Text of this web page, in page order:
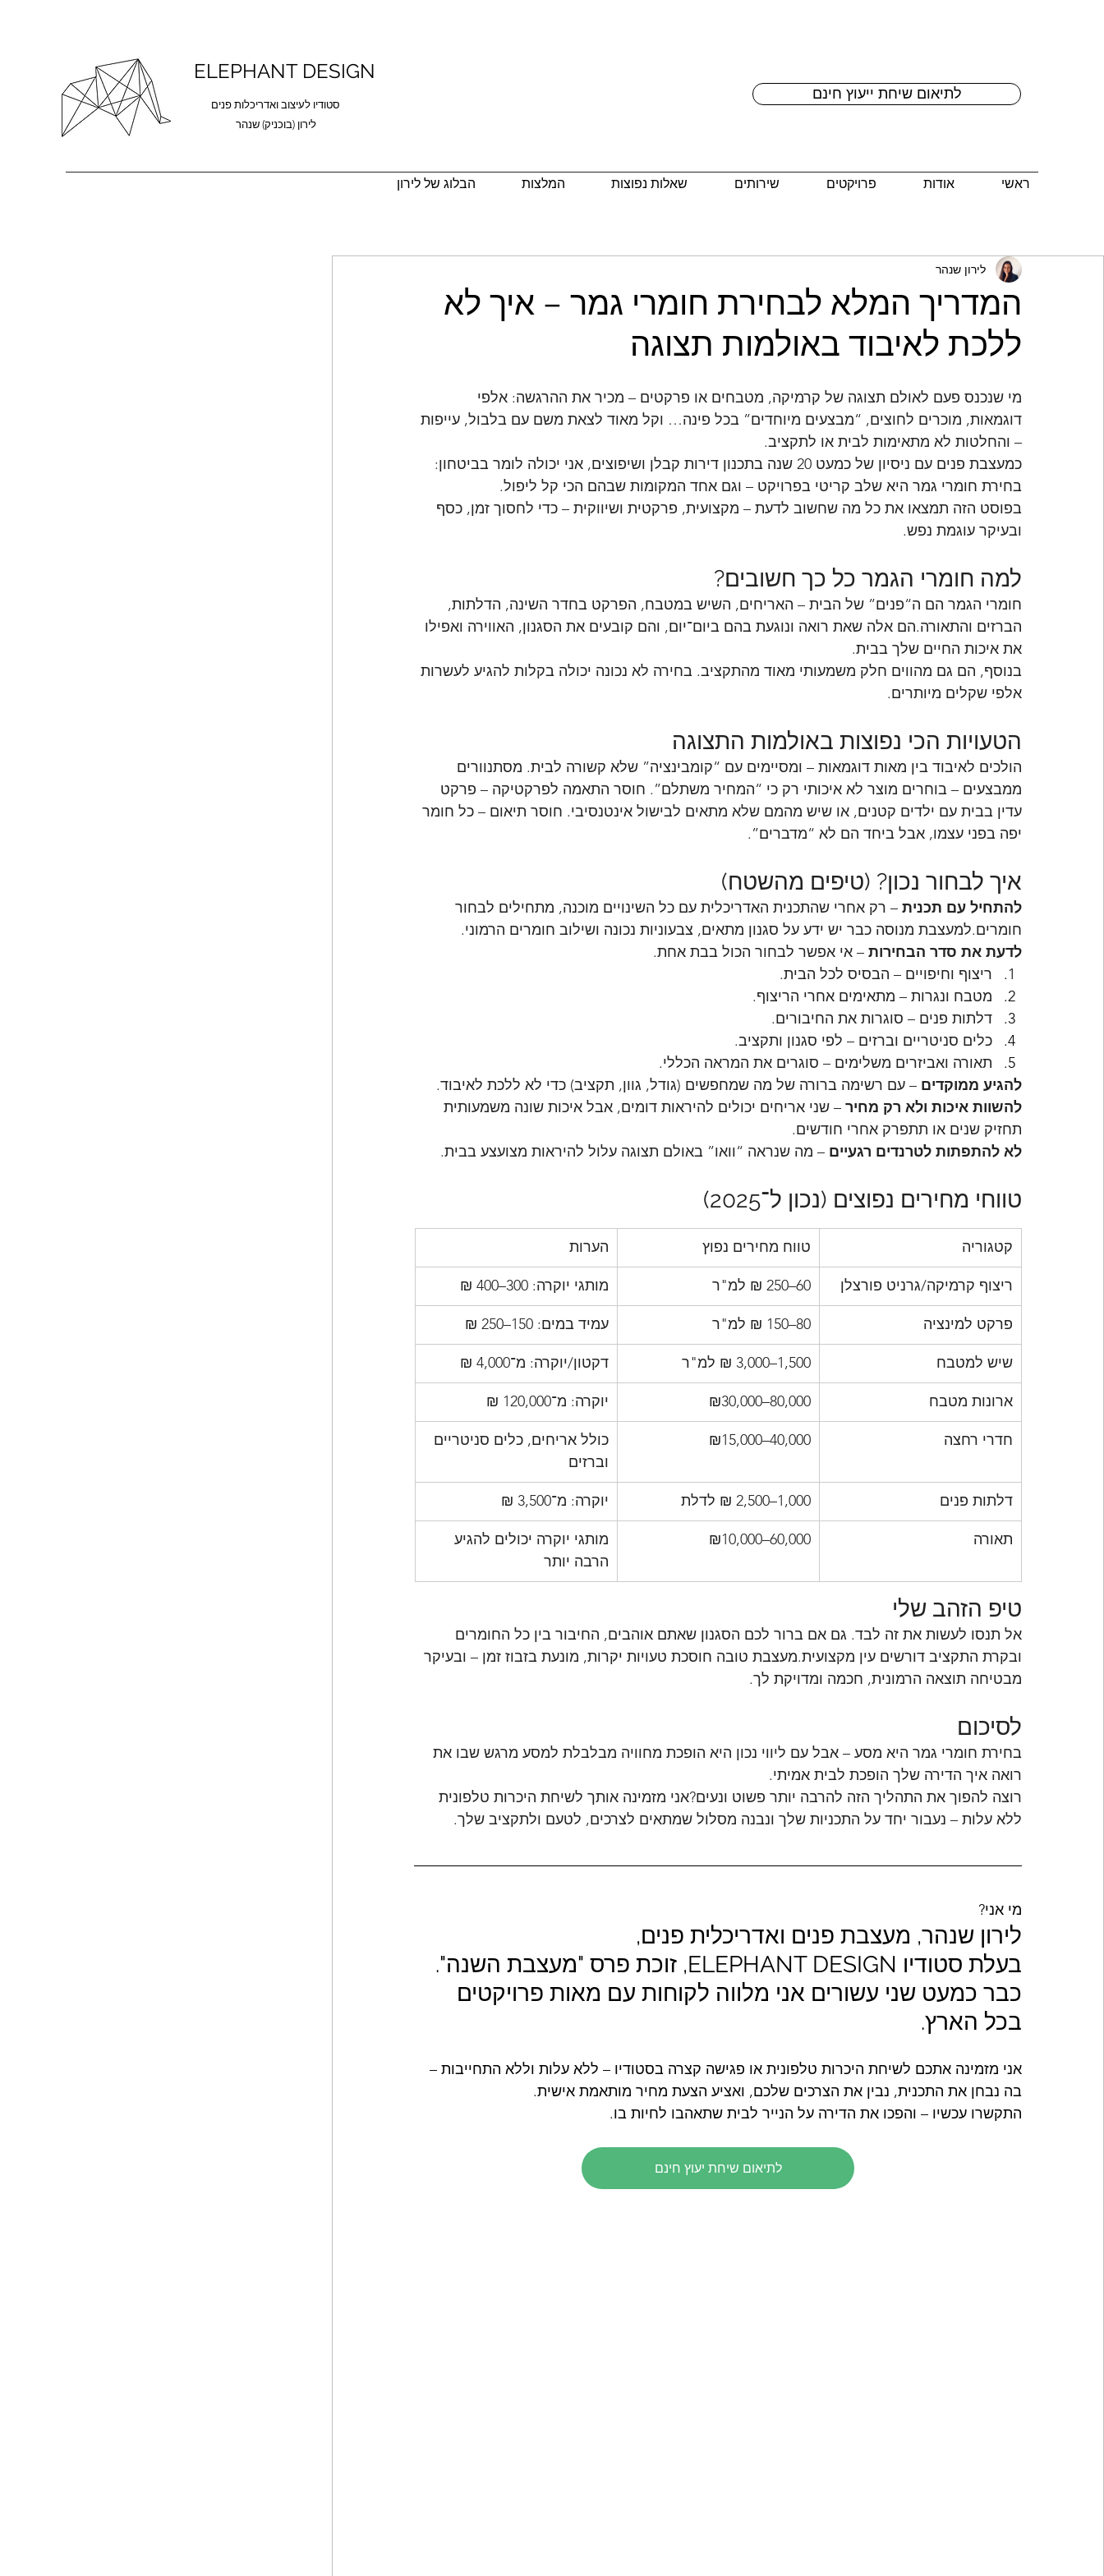
ELEPHANT DESIGN
סטודיו לעיצוב ואדריכלות פנים
לירון (בוכניק) שנהר
לתיאום שיחת ייעוץ חינם
ראשי אודות פרויקטים שירותים שאלות נפוצות המלצות הבלוג של לירון
המדריך המלא לבחירת חומרי גמר – איך לא
ללכת לאיבוד באולמות תצוגה
לירון שנהר
מי שנכנס פעם לאולם תצוגה של קרמיקה, מטבחים או פרקטים – מכיר את ההרגשה: אלפי
דוגמאות, מוכרים לחוצים, “מבצעים מיוחדים” בכל פינה… וקל מאוד לצאת משם עם בלבול, עייפות
– והחלטות לא מתאימות לבית או לתקציב.
כמעצבת פנים עם ניסיון של כמעט 20 שנה בתכנון דירות קבלן ושיפוצים, אני יכולה לומר בביטחון:
בחירת חומרי גמר היא שלב קריטי בפרויקט – וגם אחד המקומות שבהם הכי קל ליפול.
בפוסט הזה תמצאו את כל מה שחשוב לדעת – מקצועית, פרקטית ושיווקית – כדי לחסוך זמן, כסף
ובעיקר עוגמת נפש.
למה חומרי הגמר כל כך חשובים?
חומרי הגמר הם ה“פנים” של הבית – האריחים, השיש במטבח, הפרקט בחדר השינה, הדלתות,
הברזים והתאורה.הם אלה שאת רואה ונוגעת בהם ביום־יום, והם קובעים את הסגנון, האווירה ואפילו
את איכות החיים שלך בבית.
בנוסף, הם גם מהווים חלק משמעותי מאוד מהתקציב. בחירה לא נכונה יכולה בקלות להגיע לעשרות
אלפי שקלים מיותרים.
הטעויות הכי נפוצות באולמות התצוגה
הולכים לאיבוד בין מאות דוגמאות – ומסיימים עם “קומבינציה” שלא קשורה לבית. מסתנוורים
ממבצעים – בוחרים מוצר לא איכותי רק כי “המחיר משתלם”. חוסר התאמה לפרקטיקה – פרקט
עדין בבית עם ילדים קטנים, או שיש מהמם שלא מתאים לבישול אינטנסיבי. חוסר תיאום – כל חומר
יפה בפני עצמו, אבל ביחד הם לא “מדברים”.
איך לבחור נכון? (טיפים מהשטח)
להתחיל עם תכנית – רק אחרי שהתכנית האדריכלית עם כל השינויים מוכנה, מתחילים לבחור
חומרים.למעצבת מנוסה כבר יש ידע על סגנון מתאים, צבעוניות נכונה ושילוב חומרים הרמוני.
לדעת את סדר הבחירות – אי אפשר לבחור הכול בבת אחת.
ריצוף וחיפויים – הבסיס לכל הבית.
מטבח ונגרות – מתאימים אחרי הריצוף.
דלתות פנים – סוגרות את החיבורים.
כלים סניטריים וברזים – לפי סגנון ותקציב.
תאורה ואביזרים משלימים – סוגרים את המראה הכללי.
להגיע ממוקדים – עם רשימה ברורה של מה שמחפשים (גודל, גוון, תקציב) כדי לא ללכת לאיבוד.
להשוות איכות ולא רק מחיר – שני אריחים יכולים להיראות דומים, אבל איכות שונה משמעותית
תחזיק שנים או תתפרק אחרי חודשים.
לא להתפתות לטרנדים רגעיים – מה שנראה “וואו” באולם תצוגה עלול להיראות מצועצע בבית.
טווחי מחירים נפוצים (נכון ל־2025)
קטגוריה טווח מחירים נפוץ הערות
ריצוף קרמיקה/גרניט פורצלן 60–250 ₪ למ"ר מותגי יוקרה: 300–400 ₪
פרקט למינציה 80–150 ₪ למ"ר עמיד במים: 150–250 ₪
שיש למטבח 1,500–3,000 ₪ למ"ר דקטון/יוקרה: מ־4,000 ₪
ארונות מטבח ₪30,000–80,000 יוקרה: מ־120,000 ₪
חדרי רחצה ₪15,000–40,000
כולל אריחים, כלים סניטריים
וברזים
דלתות פנים 1,000–2,500 ₪ לדלת יוקרה: מ־3,500 ₪
תאורה ₪10,000–60,000
מותגי יוקרה יכולים להגיע
הרבה יותר
טיפ הזהב שלי
אל תנסו לעשות את זה לבד. גם אם ברור לכם הסגנון שאתם אוהבים, החיבור בין כל החומרים
ובקרת התקציב דורשים עין מקצועית.מעצבת טובה חוסכת טעויות יקרות, מונעת בזבוז זמן – ובעיקר
מבטיחה תוצאה הרמונית, חכמה ומדויקת לך.
לסיכום
בחירת חומרי גמר היא מסע – אבל עם ליווי נכון היא הופכת מחוויה מבלבלת למסע מרגש שבו את
רואה איך הדירה שלך הופכת לבית אמיתי.
רוצה להפוך את התהליך הזה להרבה יותר פשוט ונעים?אני מזמינה אותך לשיחת היכרות טלפונית
ללא עלות – נעבור יחד על התכניות שלך ונבנה מסלול שמתאים לצרכים, לטעם ולתקציב שלך.
מי אני?
לירון שנהר, מעצבת פנים ואדריכלית פנים,
בעלת סטודיו ELEPHANT DESIGN, זוכת פרס "מעצבת השנה".
כבר כמעט שני עשורים אני מלווה לקוחות עם מאות פרויקטים
בכל הארץ.
אני מזמינה אתכם לשיחת היכרות טלפונית או פגישה קצרה בסטודיו – ללא עלות וללא התחייבות –
בה נבחן את התכנית, נבין את הצרכים שלכם, ואציע הצעת מחיר מותאמת אישית.
התקשרו עכשיו – והפכו את הדירה על הנייר לבית שתאהבו לחיות בו.
לתיאום שיחת יעוץ חינם